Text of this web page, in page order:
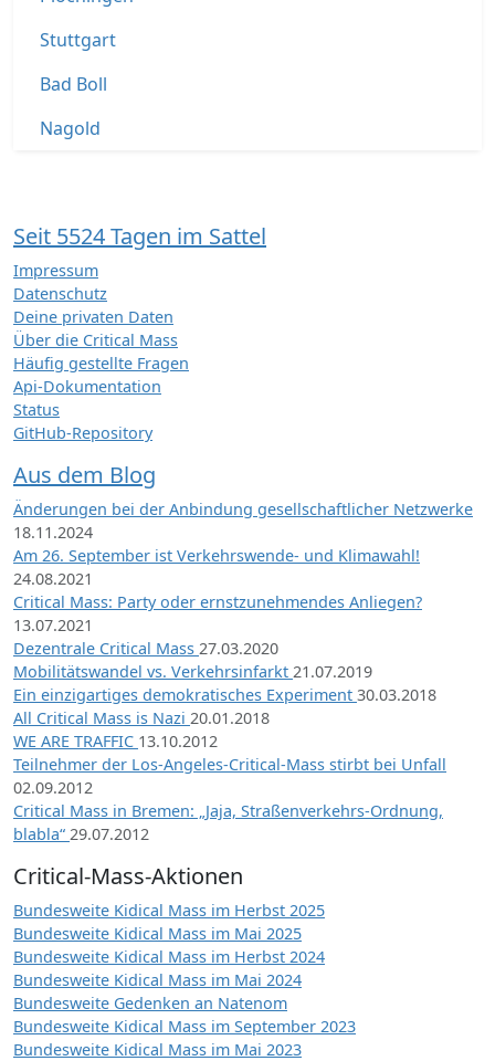
Stuttgart
Bad Boll
Nagold
Seit 5524 Tagen im Sattel
Impressum
Datenschutz
Deine privaten Daten
Über die Critical Mass
Häufig gestellte Fragen
Api-Dokumentation
Status
GitHub-Repository
Aus dem Blog
Änderungen bei der Anbindung gesellschaftlicher Netzwerke
18.11.2024
Am 26. September ist Verkehrswende- und Klimawahl!
24.08.2021
Critical Mass: Party oder ernstzunehmendes Anliegen?
13.07.2021
Dezentrale Critical Mass 27.03.2020
Mobilitätswandel vs. Verkehrsinfarkt 21.07.2019
Ein einzigartiges demokratisches Experiment 30.03.2018
All Critical Mass is Nazi 20.01.2018
WE ARE TRAFFIC 13.10.2012
Teilnehmer der Los-Angeles-Critical-Mass stirbt bei Unfall
02.09.2012
Critical Mass in Bremen: „Jaja, Straßenverkehrs-Ordnung,
blabla“ 29.07.2012
Critical-Mass-Aktionen
Bundesweite Kidical Mass im Herbst 2025
Bundesweite Kidical Mass im Mai 2025
Bundesweite Kidical Mass im Herbst 2024
Bundesweite Kidical Mass im Mai 2024
Bundesweite Gedenken an Natenom
Bundesweite Kidical Mass im September 2023
Bundesweite Kidical Mass im Mai 2023